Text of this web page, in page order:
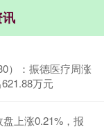
）：振德医疗周涨
万元
上涨0.21%，报